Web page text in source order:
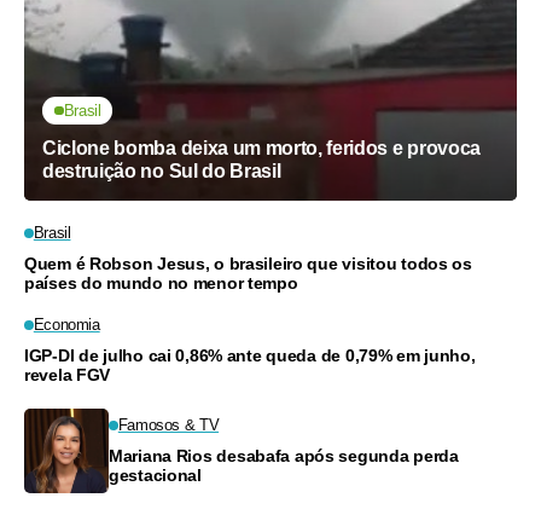
Brasil
Ciclone bomba deixa um morto, feridos e provoca
destruição no Sul do Brasil
Brasil
Quem é Robson Jesus, o brasileiro que visitou todos os
países do mundo no menor tempo
Economia
IGP-DI de julho cai 0,86% ante queda de 0,79% em junho,
revela FGV
Famosos & TV
Mariana Rios desabafa após segunda perda
gestacional